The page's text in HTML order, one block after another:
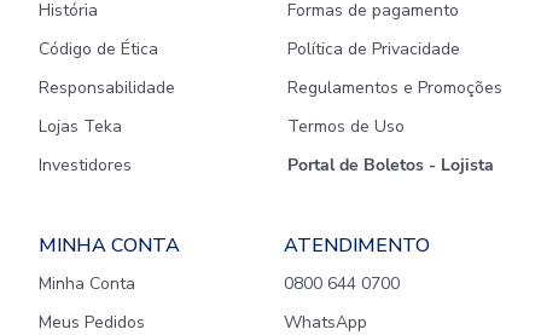
História
Código de Ética
Responsabilidade
Lojas Teka
Investidores
Formas de pagamento
Política de Privacidade
Regulamentos e Promoções
Termos de Uso
Portal de Boletos - Lojista
MINHA CONTA
Minha Conta
Meus Pedidos
ATENDIMENTO
0800 644 0700
WhatsApp